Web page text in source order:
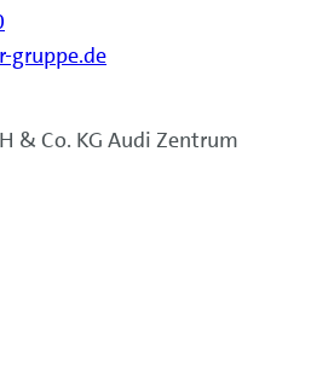
gruppe.de
& Co. KG Audi Zentrum